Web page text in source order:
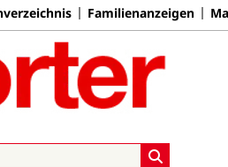
Familienanzeigen